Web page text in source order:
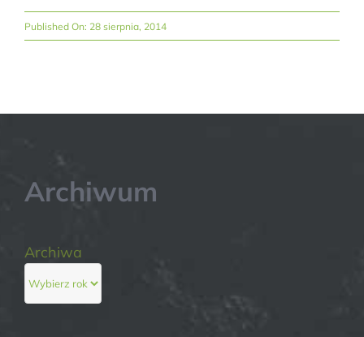
Published On: 28 sierpnia, 2014
Archiwum
Archiwa